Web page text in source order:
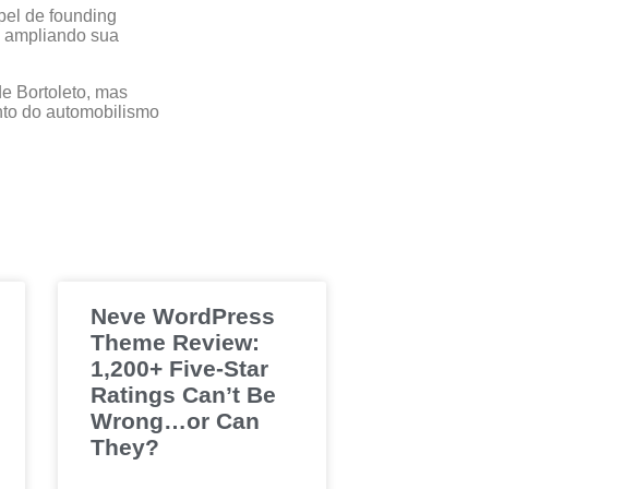
de founding
sua
Bortoleto, mas
do automobilismo
Neve WordPress
Theme Review:
1,200+ Five-Star
Ratings Can’t Be
Wrong…or Can
They?